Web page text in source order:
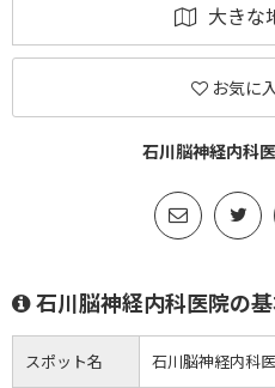
大きな
お気に
石川脳神経内科
石川脳神経内科医院の
スポット名 石川脳神経内科